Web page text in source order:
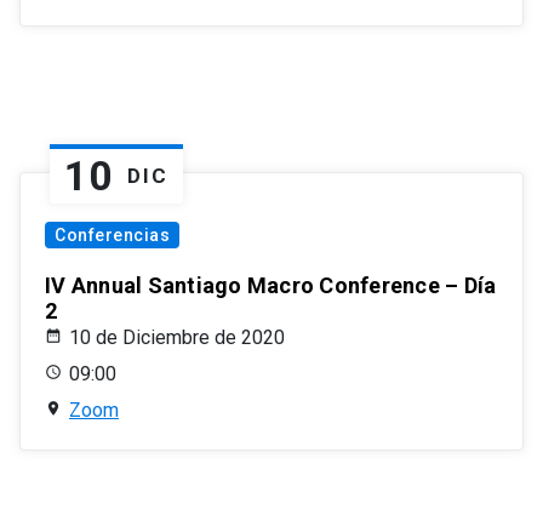
10 DIC
Conferencias
IV Annual Santiago Macro Conference – Día
2
10 de Diciembre de 2020
09:00
Zoom